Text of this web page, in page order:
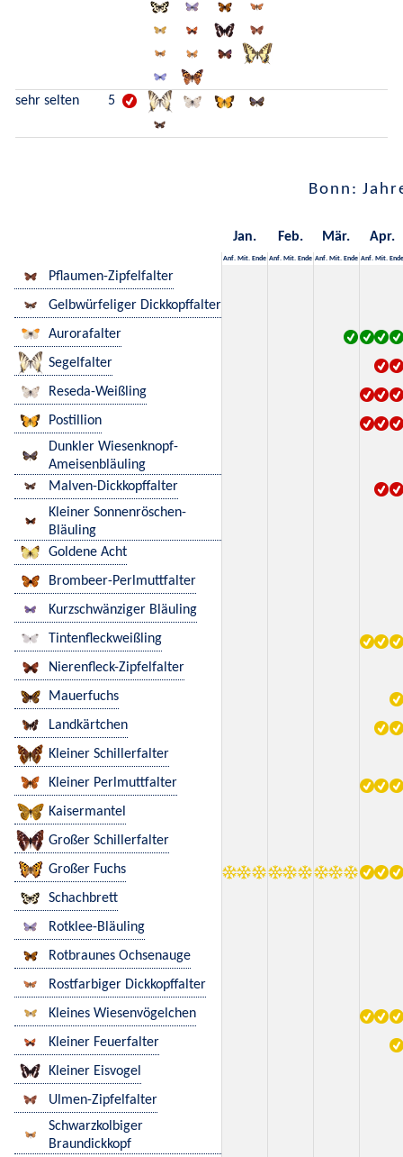
sehr selten 5
Bonn:
Jan. Feb. Mär. Apr.
Anf. Mit. Ende Anf. Mit. Ende Anf. Mit. Ende Anf. Mit. Ende
Pflaumen-Zipfelfalter
Gelbwürfeliger Dickkopffalter
Aurorafalter
Segelfalter
Reseda-Weißling
Postillion
Dunkler Wiesenknopf-
Ameisenbläuling
Malven-Dickkopffalter
Kleiner Sonnenröschen-
Bläuling
Goldene Acht
Brombeer-Perlmuttfalter
Kurzschwänziger Bläuling
Tintenfleckweißling
Nierenfleck-Zipfelfalter
Mauerfuchs
Landkärtchen
Kleiner Schillerfalter
Kleiner Perlmuttfalter
Kaisermantel
Großer Schillerfalter
Großer Fuchs
Schachbrett
Rotklee-Bläuling
Rotbraunes Ochsenauge
Rostfarbiger Dickkopffalter
Kleines Wiesenvögelchen
Kleiner Feuerfalter
Kleiner Eisvogel
Ulmen-Zipfelfalter
Schwarzkolbiger
Braundickkopf